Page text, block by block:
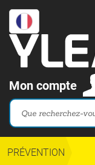
Mon compte
PRÉVENTION